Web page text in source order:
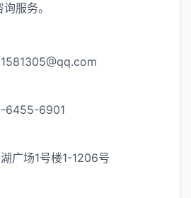
服务。
6455-6901
广场1号楼1-1206号